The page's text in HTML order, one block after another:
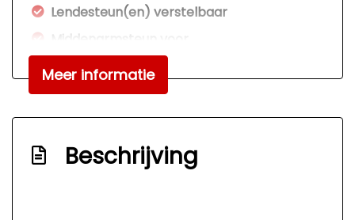
Lendesteun(en) verstelbaar
Middenarmsteun voor
Passagiersstoel in hoogte verstelbaar
Stuur en versnellingspook (kunst)leder
Stuur leder en multifunctioneel
Stuur verstelbaar
Stuurbekrachtiging snelheidsafhankelijk
Meer informatie
Beschrijving